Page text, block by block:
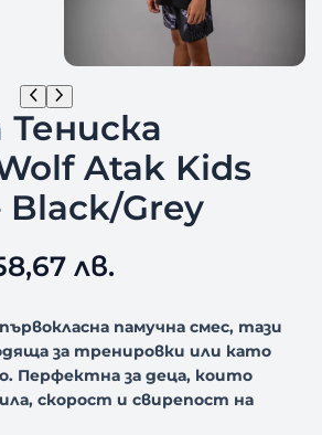
Atak Kids
Black/Grey
лв.
памучна смес, тази
за тренировки или като
Перфектна за деца, които
скорост и свирепост на